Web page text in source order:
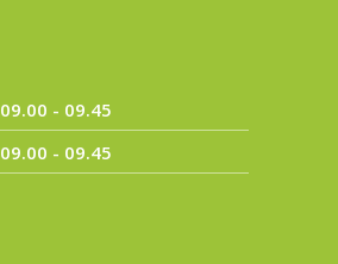
09.00 - 09.45
09.00 - 09.45